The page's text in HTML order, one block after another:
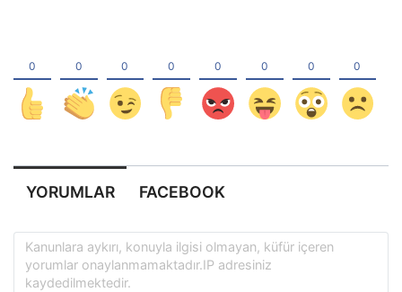
YORUMLAR FACEBOOK